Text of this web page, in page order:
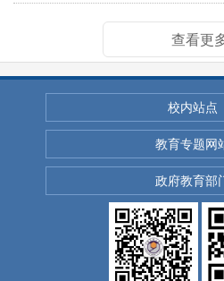
查看更
校内站点
教育专题网
政府教育部